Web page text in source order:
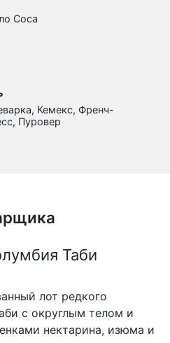
Соса
Кемекс, Френч-
Пуровер
Таби
лот редкого
с округлым телом и
нектарина, изюма и